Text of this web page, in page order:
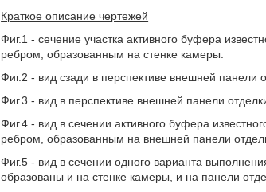
Краткое описание чертежей
Фиг.1 - сечение участка активного буфера
ребром, образованным на стенке камеры.
Фиг.2 - вид сзади в перспективе внешней панели
Фиг.3 - вид в перспективе внешней панели
Фиг.4 - вид в сечении активного буфера
ребром, образованным на внешней панели
Фиг.5 - вид в сечении одного варианта
образованы и на стенке камеры, и на панели